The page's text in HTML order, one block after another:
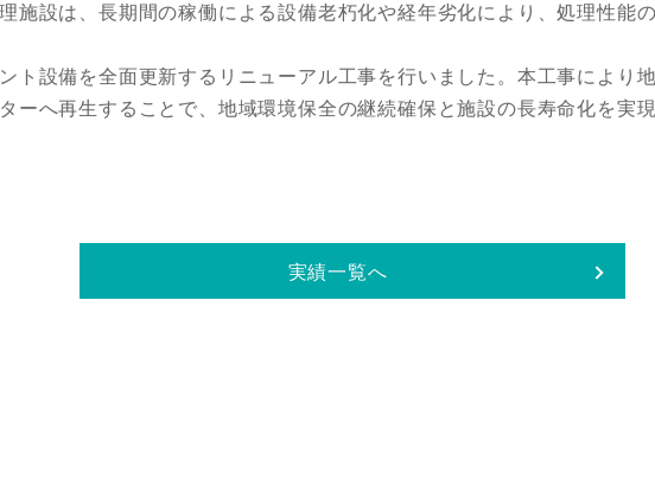
施設は、長期間の稼働による設備老朽化や経年劣化により、処理性能
ト設備を全面更新するリニューアル工事を行いました。本工事により
ーへ再生することで、地域環境保全の継続確保と施設の長寿命化を実現
実績一覧へ